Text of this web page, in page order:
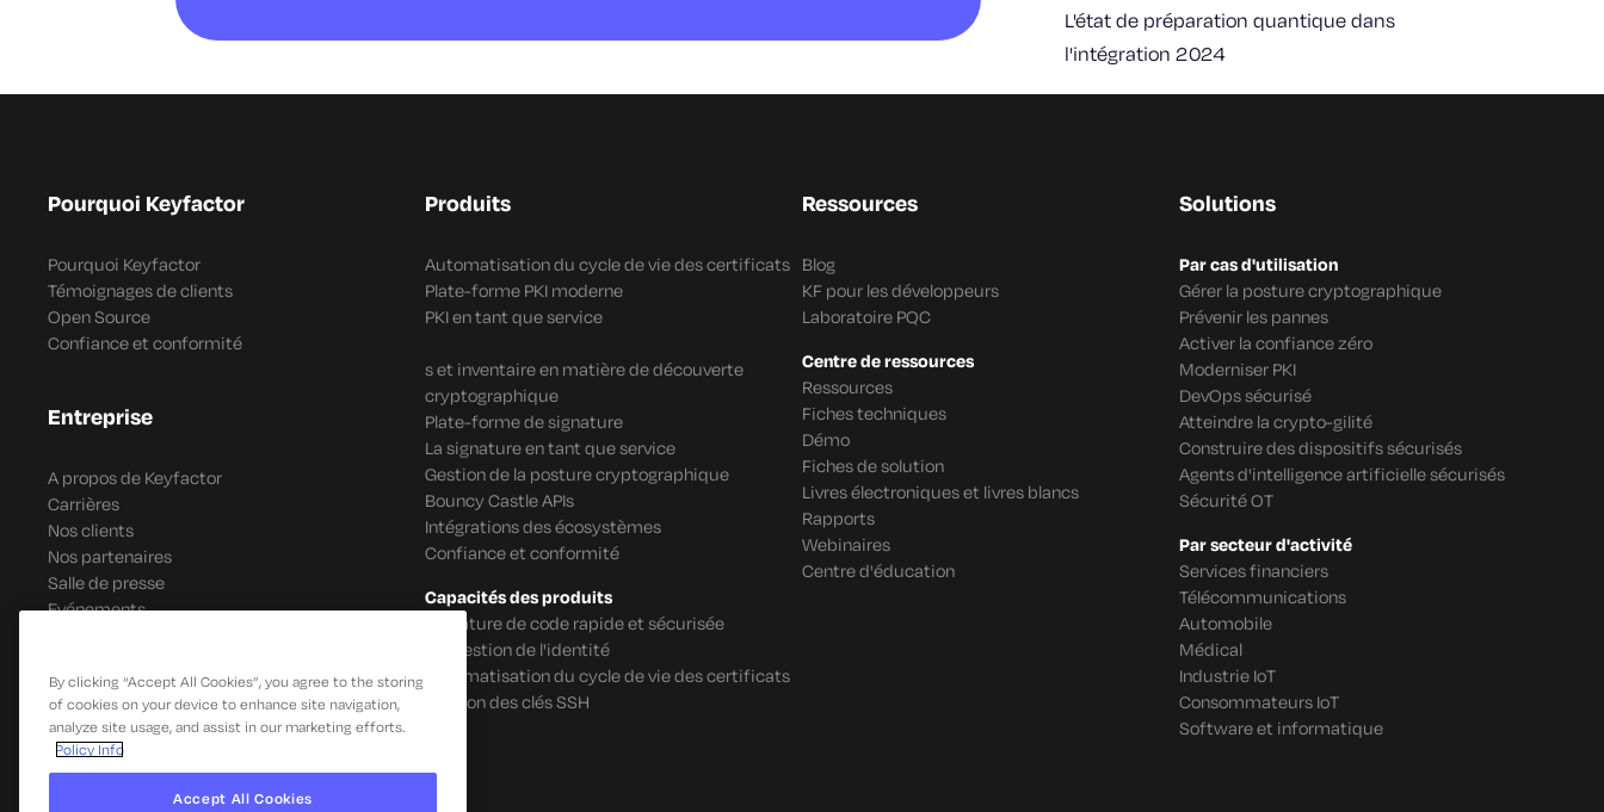
L'état de préparation quantique dans
l'intégration 2024
Pourquoi Keyfactor
Pourquoi Keyfactor
Témoignages de clients
Open Source
Confiance et conformité
Entreprise
A propos de Keyfactor
Carrières
Nos clients
Nos partenaires
Salle de presse
Evénements
Produits
Automatisation du cycle de vie des certificats
Plate-forme PKI moderne
PKI en tant que service
s et inventaire en matière de découverte
cryptographique
Plate-forme de signature
La signature en tant que service
Gestion de la posture cryptographique
Bouncy Castle APIs
Intégrations des écosystèmes
Confiance et conformité
Capacités des produits
Signature de code rapide et sécurisée
IoT Gestion de l'identité
Automatisation du cycle de vie des certificats
Gestion des clés SSH
Ressources
Blog
KF pour les développeurs
Laboratoire PQC
Centre de ressources
Ressources
Fiches techniques
Démo
Fiches de solution
Livres électroniques et livres blancs
Rapports
Webinaires
Centre d'éducation
Solutions
Par cas d'utilisation
Gérer la posture cryptographique
Prévenir les pannes
Activer la confiance zéro
Moderniser PKI
DevOps sécurisé
Atteindre la crypto-gilité
Construire des dispositifs sécurisés
Agents d'intelligence artificielle sécurisés
Sécurité OT
Par secteur d'activité
Services financiers
Télécommunications
Automobile
Médical
Industrie IoT
Consommateurs IoT
Software et informatique
By clicking “Accept All Cookies”, you agree to the storing
of cookies on your device to enhance site navigation,
analyze site usage, and assist in our marketing efforts.
Policy Info
Accept All Cookies